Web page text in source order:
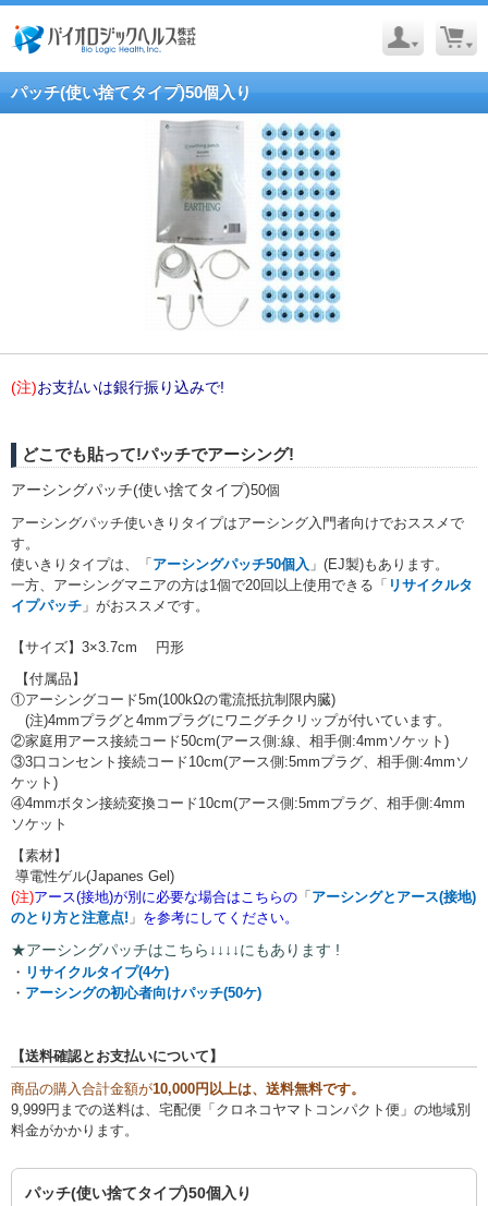
パッチ(使い捨てタイプ)50個入り
(注)お支払いは銀行振り込みで!
どこでも貼って!パッチでアーシング!
アーシングパッチ(使い捨てタイプ)50個
アーシングパッチ使いきりタイプはアーシング入門者向けでおススメで
す。
使いきりタイプは、「 アーシングパッチ50個入 」(EJ製)もあります。
一方、アーシングマニアの方は1個で20回以上使用できる「 リサイクルタ
イプパッチ 」がおススメです。
【サイズ】3×3.7cm 円形
【付属品】
①アーシングコード5m(100kΩの電流抵抗制限内臓)
(注)4mmプラグと4mmプラグにワニグチクリップが付いています。
②家庭用アース接続コード50cm(アース側:線、相手側:4mmソケット)
③3口コンセント接続コード10cm(アース側:5mmプラグ、相手側:4mmソ
ケット)
④4mmボタン接続変換コード10cm(アース側:5mmプラグ、相手側:4mm
ソケット
【素材】
導電性ゲル(Japanes Gel)
(注)アース(接地)が別に必要な場合はこちらの 「 アーシングとアース(接地)
のとり方と注意点! 」 を参考にしてください。
★アーシングパッチはこちら↓↓↓↓にもあります !
・ リサイクルタイプ(4ケ)
・ アーシングの初心者向けパッチ(50ケ)
【送料確認とお支払いについて】
商品の購入合計金額が10,000円以上は、送料無料です。
9,999円までの送料は、宅配便「クロネコヤマトコンパクト便」の地域別
料金がかかります。
パッチ(使い捨てタイプ)50個入り